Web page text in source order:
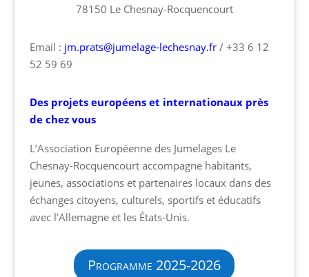
78150 Le Chesnay-Rocquencourt
Email : jm.prats@jumelage-lechesnay.fr/ +33 6 12
52 59 69
Des projets européens et internationaux près
de chez vous
L’Association Européenne des Jumelages Le
Chesnay-Rocquencourt accompagne habitants,
jeunes, associations et partenaires locaux dans des
échanges citoyens, culturels, sportifs et éducatifs
avec l’Allemagne et les États-Unis.
Programme 2025-2026